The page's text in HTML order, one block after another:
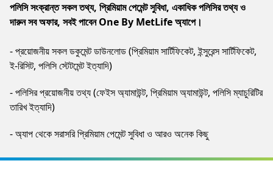
পলিসি সংক্রান্ত সকল তথ্য, প্রিমিয়াম পেমেন্ট সুবিধা, একাধিক পলিসির তথ্য ও
দারুন সব অফার, সবই পাবেন One By MetLife অ্যাপে।
- প্রয়োজনীয় সকল ডকুমেন্ট ডাউনলোড (প্রিমিয়াম সার্টিফিকেট, ইন্সুরেন্স সার্টিফিকেট,
ই-রিসিট, পলিসি স্টেটমেন্ট ইত্যাদি)
- পলিসির প্রয়োজনীয় তথ্য (ফেইস অ্যামাউন্ট, প্রিমিয়াম অ্যামাউন্ট, পলিসি ম্যাচুরিটির
তারিখ ইত্যাদি)
- অ্যাপ থেকে সরাসরি প্রিমিয়াম পেমেন্ট সুবিধা ও আরও অনেক কিছু